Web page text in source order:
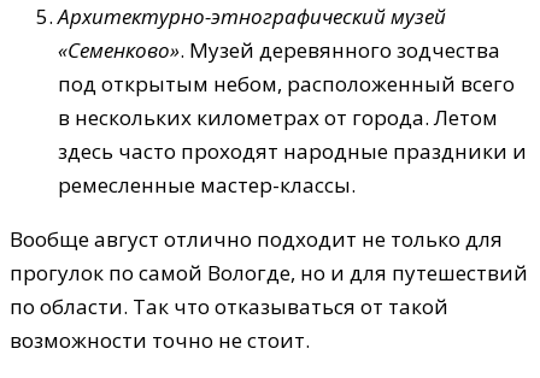
Архитектурно-этнографический музей
«Семенково». Музей деревянного зодчества
под открытым небом, расположенный всего
в нескольких километрах от города. Летом
здесь часто проходят народные праздники и
ремесленные мастер-классы.
Вообще август отлично подходит не только для
прогулок по самой Вологде, но и для путешествий
по области. Так что отказываться от такой
возможности точно не стоит.